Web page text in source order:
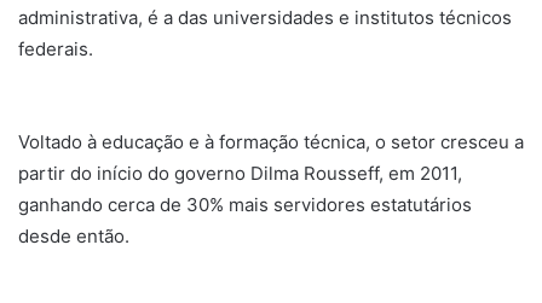
administrativa, é a das universidades e institutos técnicos
federais.
Voltado à educação e à formação técnica, o setor cresceu a
partir do início do governo Dilma Rousseff, em 2011,
ganhando cerca de 30% mais servidores estatutários
desde então.